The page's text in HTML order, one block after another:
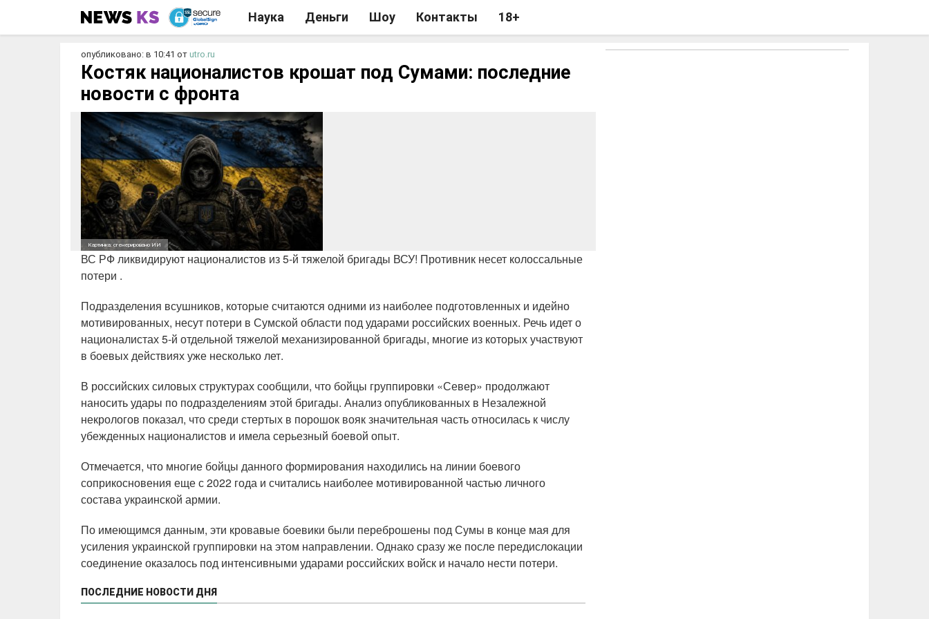
Наука Деньги Шоу Контакты 18+
опубликовано: в 10:41 от utro.ru
Костяк националистов крошат под Сумами: последние
новости с фронта
Картинка: сгенерировано ИИ
ВС РФ ликвидируют националистов из 5-й тяжелой бригады ВСУ! Противник несет колоссальные
потери .
Подразделения всушников, которые считаются одними из наиболее подготовленных и идейно
мотивированных, несут потери в Сумской области под ударами российских военных. Речь идет о
националистах 5-й отдельной тяжелой механизированной бригады, многие из которых участвуют
в боевых действиях уже несколько лет.
В российских силовых структурах сообщили, что бойцы группировки «Север» продолжают
наносить удары по подразделениям этой бригады. Анализ опубликованных в Незалежной
некрологов показал, что среди стертых в порошок вояк значительная часть относилась к числу
убежденных националистов и имела серьезный боевой опыт.
Отмечается, что многие бойцы данного формирования находились на линии боевого
соприкосновения еще с 2022 года и считались наиболее мотивированной частью личного
состава украинской армии.
По имеющимся данным, эти кровавые боевики были переброшены под Сумы в конце мая для
усиления украинской группировки на этом направлении. Однако сразу же после передислокации
соединение оказалось под интенсивными ударами российских войск и начало нести потери.
ПОСЛЕДНИЕ НОВОСТИ ДНЯ